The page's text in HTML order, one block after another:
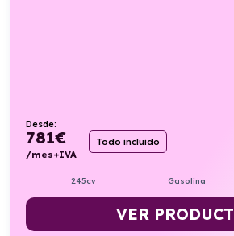
Desde:
781€
/mes+IVA
Todo incluido
245cv Gasolina
VER